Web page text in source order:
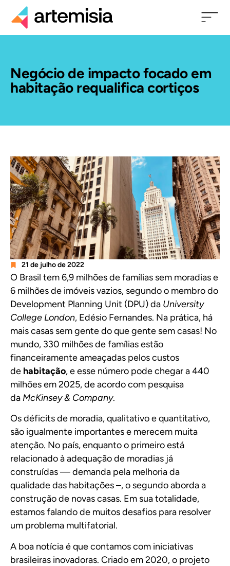
Negócio de impacto focado em
habitação requalifica cortiços
21 de julho de 2022
O Brasil tem 6,9 milhões de famílias sem moradias e
6 milhões de imóveis vazios, segundo o membro do
Development Planning Unit (DPU) da University
College London, Edésio Fernandes. Na prática, há
mais casas sem gente do que gente sem casas! No
mundo, 330 milhões de famílias estão
financeiramente ameaçadas pelos custos
de habitação, e esse número pode chegar a 440
milhões em 2025, de acordo com pesquisa
da McKinsey & Company.
Os déficits de moradia, qualitativo e quantitativo,
são igualmente importantes e merecem muita
atenção. No país, enquanto o primeiro está
relacionado à adequação de moradias já
construídas — demanda pela melhoria da
qualidade das habitações –, o segundo aborda a
construção de novas casas. Em sua totalidade,
estamos falando de muitos desafios para resolver
um problema multifatorial.
A boa notícia é que contamos com iniciativas
brasileiras inovadoras. Criado em 2020, o projeto